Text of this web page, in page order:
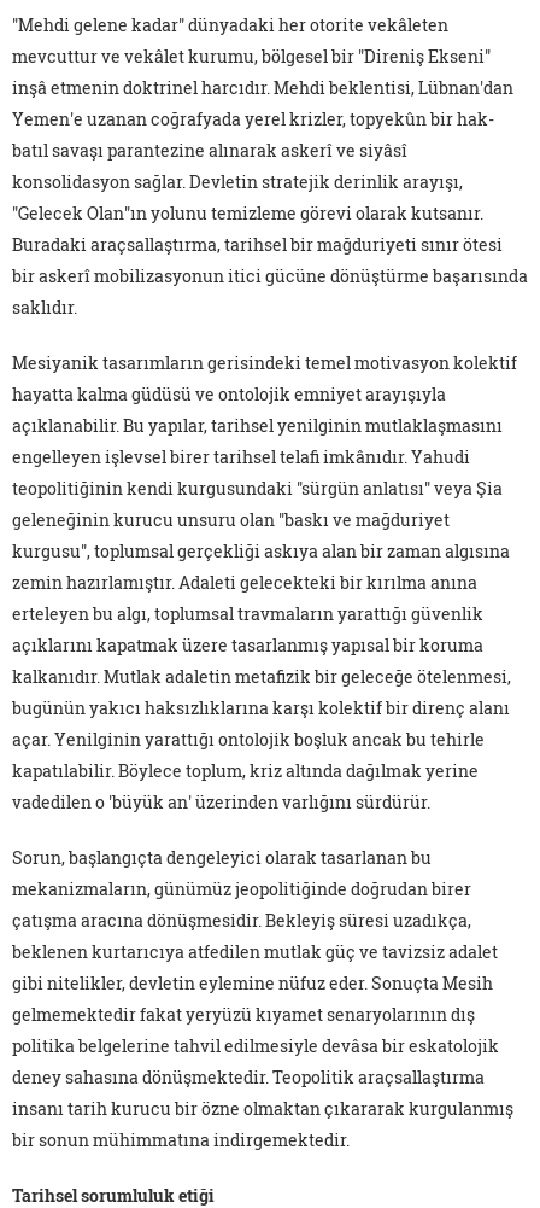
"Mehdi gelene kadar" dünyadaki her otorite vekâleten
mevcuttur ve vekâlet kurumu, bölgesel bir "Direniş Ekseni"
inşâ etmenin doktrinel harcıdır. Mehdi beklentisi, Lübnan'dan
Yemen'e uzanan coğrafyada yerel krizler, topyekûn bir hak-
batıl savaşı parantezine alınarak askerî ve siyâsî
konsolidasyon sağlar. Devletin stratejik derinlik arayışı,
"Gelecek Olan"ın yolunu temizleme görevi olarak kutsanır.
Buradaki araçsallaştırma, tarihsel bir mağduriyeti sınır ötesi
bir askerî mobilizasyonun itici gücüne dönüştürme başarısında
saklıdır.
Mesiyanik tasarımların gerisindeki temel motivasyon kolektif
hayatta kalma güdüsü ve ontolojik emniyet arayışıyla
açıklanabilir. Bu yapılar, tarihsel yenilginin mutlaklaşmasını
engelleyen işlevsel birer tarihsel telafi imkânıdır. Yahudi
teopolitiğinin kendi kurgusundaki "sürgün anlatısı" veya Şia
geleneğinin kurucu unsuru olan "baskı ve mağduriyet
kurgusu", toplumsal gerçekliği askıya alan bir zaman algısına
zemin hazırlamıştır. Adaleti gelecekteki bir kırılma anına
erteleyen bu algı, toplumsal travmaların yarattığı güvenlik
açıklarını kapatmak üzere tasarlanmış yapısal bir koruma
kalkanıdır. Mutlak adaletin metafizik bir geleceğe ötelenmesi,
bugünün yakıcı haksızlıklarına karşı kolektif bir direnç alanı
açar. Yenilginin yarattığı ontolojik boşluk ancak bu tehirle
kapatılabilir. Böylece toplum, kriz altında dağılmak yerine
vadedilen o 'büyük an' üzerinden varlığını sürdürür.
Sorun, başlangıçta dengeleyici olarak tasarlanan bu
mekanizmaların, günümüz jeopolitiğinde doğrudan birer
çatışma aracına dönüşmesidir. Bekleyiş süresi uzadıkça,
beklenen kurtarıcıya atfedilen mutlak güç ve tavizsiz adalet
gibi nitelikler, devletin eylemine nüfuz eder. Sonuçta Mesih
gelmemektedir fakat yeryüzü kıyamet senaryolarının dış
politika belgelerine tahvil edilmesiyle devâsa bir eskatolojik
deney sahasına dönüşmektedir. Teopolitik araçsallaştırma
insanı tarih kurucu bir özne olmaktan çıkararak kurgulanmış
bir sonun mühimmatına indirgemektedir.
Tarihsel sorumluluk etiği